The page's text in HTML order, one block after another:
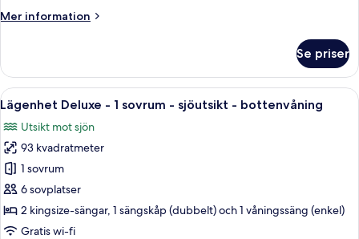
-Mer information
Mer
Deluxe
2
sovrum
-
sjöutsikt
Se priser
Öppna
alla
foton
för
Lägenhet
Deluxe
-
1
Ett vardagsrum med en öppen spis,
16
Lägenhet Deluxe - 1 sovrum - sjöutsikt - bottenvåning
Utsikt mot sjön
93 kvadratmeter
1 sovrum
6 sovplatser
2 kingsize-sängar, 1 sängskåp (dubbelt) och 1 våningssäng (enkel)
Gratis wi-fi